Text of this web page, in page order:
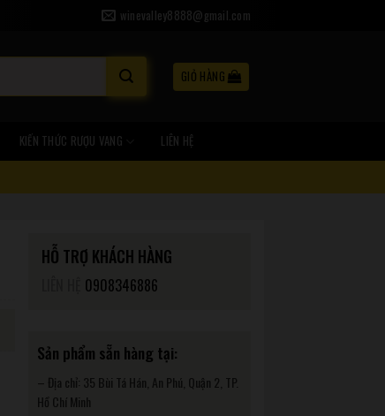
winevalley8888@gmail.com
GIỎ HÀNG
KIẾN THỨC RƯỢU VANG LIÊN HỆ
HỖ TRỢ KHÁCH HÀNG
0908346886
Sản phẩm sẵn hàng tại:
– Địa chỉ: 35 Bùi Tá Hán, An Phú, Quận 2, TP.
Hồ Chí Minh